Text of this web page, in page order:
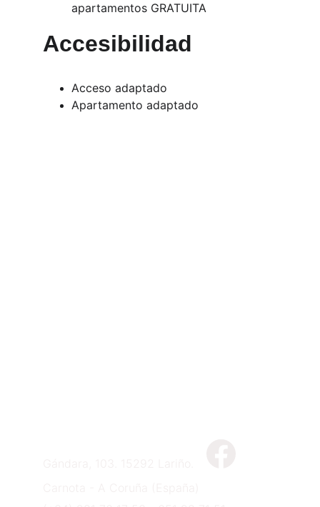
apartamentos GRATUITA
Accesibilidad
Acceso adaptado
Apartamento adaptado